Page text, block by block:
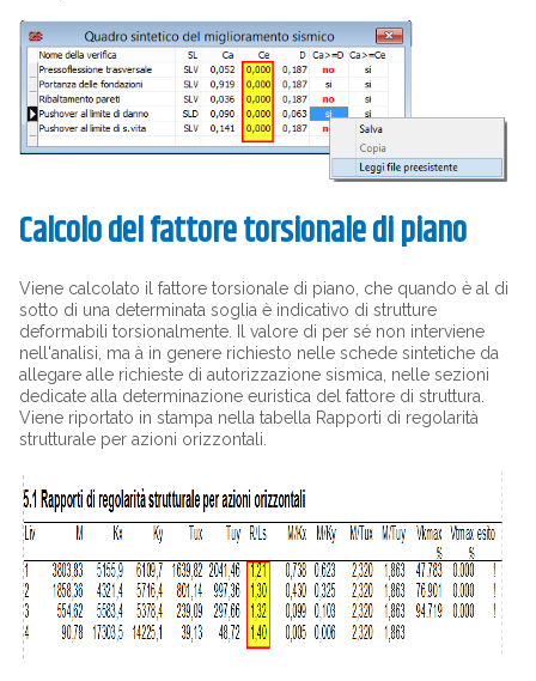
Calcolo del fattore torsionale di piano
Viene calcolato il fattore torsionale di piano, che quando è al di
sotto di una determinata soglia è indicativo di strutture
deformabili torsionalmente. Il valore di per sé non interviene
nell'analisi, ma à in genere richiesto nelle schede sintetiche da
allegare alle richieste di autorizzazione sismica, nelle sezioni
dedicate alla determinazione euristica del fattore di struttura.
Viene riportato in stampa nella tabella Rapporti di regolarità
strutturale per azioni orizzontali.